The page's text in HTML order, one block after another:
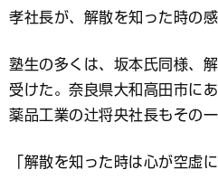
孝社長が、解散を知った時の感
塾生の多くは、坂本氏同様、
受けた。奈良県大和高田市に
薬品工業の辻将央社長もその一
「解散を知った時は心が空虚